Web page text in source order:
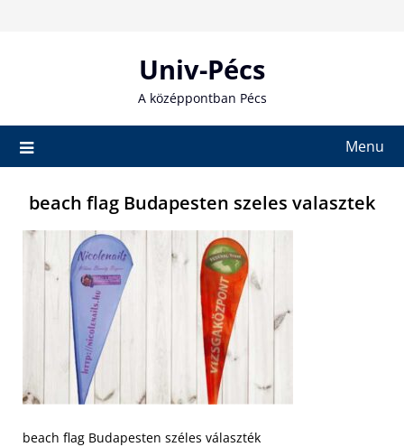
Univ-Pécs
A középpontban Pécs
Menu
beach flag Budapesten szeles valasztek
beach flag Budapesten széles választék